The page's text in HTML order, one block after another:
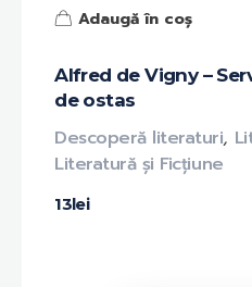
Alfred de Vigny –
de ostas
13lei
Descoperă literaturi,
Literatură și Ficțiune
Adaugă în coș